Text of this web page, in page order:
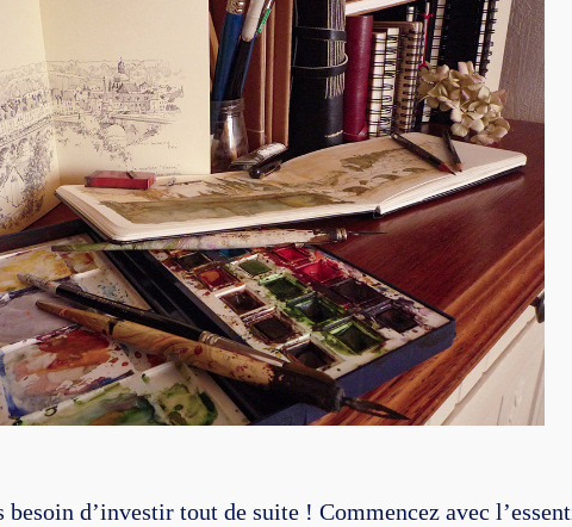
besoin d’investir tout de suite ! Commencez avec